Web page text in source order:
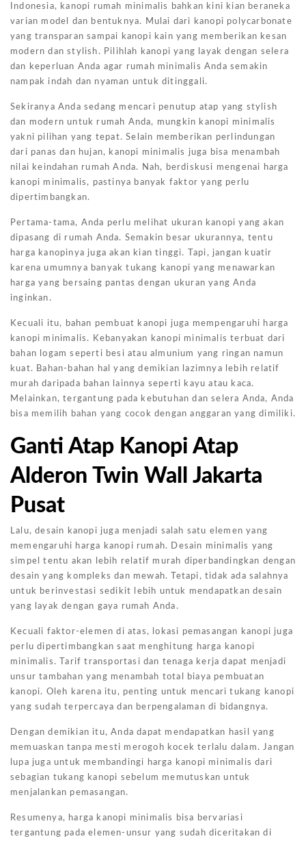
Indonesia, kanopi rumah minimalis bahkan kini kian beraneka
varian model dan bentuknya. Mulai dari kanopi polycarbonate
yang transparan sampai kanopi kain yang memberikan kesan
modern dan stylish. Pilihlah kanopi yang layak dengan selera
dan keperluan Anda agar rumah minimalis Anda semakin
nampak indah dan nyaman untuk ditinggali.
Sekiranya Anda sedang mencari penutup atap yang stylish
dan modern untuk rumah Anda, mungkin kanopi minimalis
yakni pilihan yang tepat. Selain memberikan perlindungan
dari panas dan hujan, kanopi minimalis juga bisa menambah
nilai keindahan rumah Anda. Nah, berdiskusi mengenai harga
kanopi minimalis, pastinya banyak faktor yang perlu
dipertimbangkan.
Pertama-tama, Anda perlu melihat ukuran kanopi yang akan
dipasang di rumah Anda. Semakin besar ukurannya, tentu
harga kanopinya juga akan kian tinggi. Tapi, jangan kuatir
karena umumnya banyak tukang kanopi yang menawarkan
harga yang bersaing pantas dengan ukuran yang Anda
inginkan.
Kecuali itu, bahan pembuat kanopi juga mempengaruhi harga
kanopi minimalis. Kebanyakan kanopi minimalis terbuat dari
bahan logam seperti besi atau almunium yang ringan namun
kuat. Bahan-bahan hal yang demikian lazimnya lebih relatif
murah daripada bahan lainnya seperti kayu atau kaca.
Melainkan, tergantung pada kebutuhan dan selera Anda, Anda
bisa memilih bahan yang cocok dengan anggaran yang dimiliki.
Ganti Atap Kanopi Atap
Alderon Twin Wall Jakarta
Pusat
Lalu, desain kanopi juga menjadi salah satu elemen yang
memengaruhi harga kanopi rumah. Desain minimalis yang
simpel tentu akan lebih relatif murah diperbandingkan dengan
desain yang kompleks dan mewah. Tetapi, tidak ada salahnya
untuk berinvestasi sedikit lebih untuk mendapatkan desain
yang layak dengan gaya rumah Anda.
Kecuali faktor-elemen di atas, lokasi pemasangan kanopi juga
perlu dipertimbangkan saat menghitung harga kanopi
minimalis. Tarif transportasi dan tenaga kerja dapat menjadi
unsur tambahan yang menambah total biaya pembuatan
kanopi. Oleh karena itu, penting untuk mencari tukang kanopi
yang sudah terpercaya dan berpengalaman di bidangnya.
Dengan demikian itu, Anda dapat mendapatkan hasil yang
memuaskan tanpa mesti merogoh kocek terlalu dalam. Jangan
lupa juga untuk membandingi harga kanopi minimalis dari
sebagian tukang kanopi sebelum memutuskan untuk
menjalankan pemasangan.
Resumenya, harga kanopi minimalis bisa bervariasi
tergantung pada elemen-unsur yang sudah diceritakan di